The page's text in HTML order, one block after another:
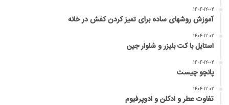
۱۴۰۴-۱۲-۰۲
آموزش روشهای ساده برای تمیز کردن کفش در خانه
۱۴۰۴-۱۲-۰۲
استایل با کت بلیزر و شلوار جین
۱۴۰۴-۱۲-۰۲
پانچو چیست
۱۴۰۴-۱۲-۰۲
تفاوت عطر و ادکلن و ادوپرفیوم